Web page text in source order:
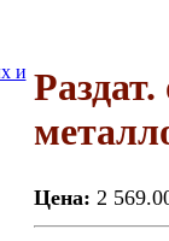
Цена: 2